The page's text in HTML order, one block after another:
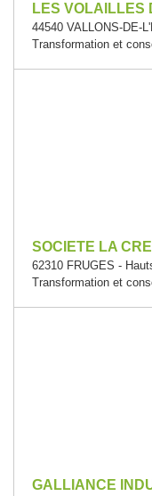
LES VOLAILLES
44540 VALLONS-DE-
Transformation et
SOCIETE LA
62310 FRUGES -
Transformation et
GALLIANCE